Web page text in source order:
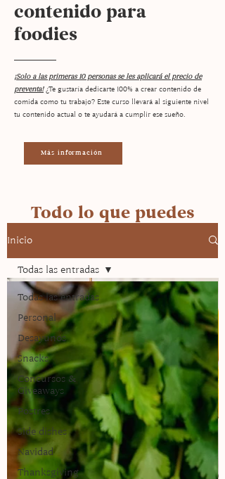
contenido para
foodies
¡Solo a las primeras 10 personas se les aplicará el precio de
preventa!¿Te gustaría dedicarte 100% a crear contenido de
comida como tu trabajo? Este curso llevará al siguiente nivel
tu contenido actual o te ayudará a cumplir ese sueño.
Más información
Todo lo que puedes
encontrar en la página
Inicio
Todas las entradas
Personal
Desayunos
Snacks
Concursos &
Giveaways
Postres
Side dishes
Navidad
Thanksgiving
Todas las entradas